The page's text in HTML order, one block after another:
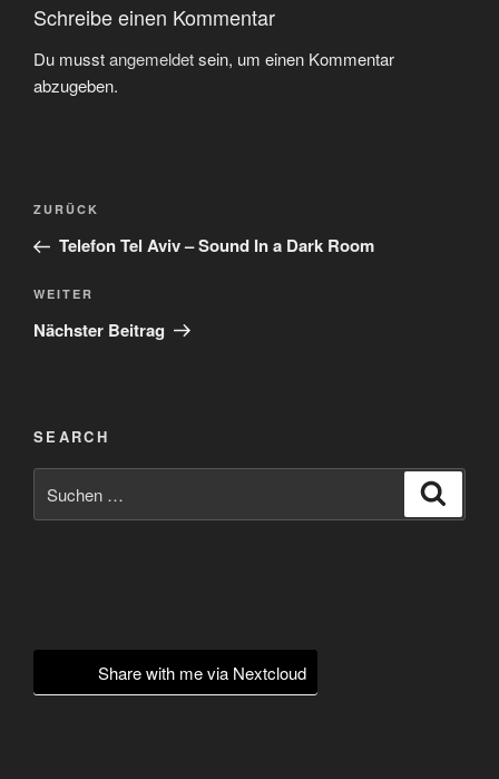
Schreibe einen Kommentar
Du musstangemeldetsein, um einen Kommentar
abzugeben.
Beitragsnavigation
Vorheriger
Beitrag
ZURÜCK
Telefon Tel Aviv – Sound In a Dark Room
Nächster
Beitrag
WEITER
Nächster Beitrag
SEARCH
nach:
Share with me via Nextcloud